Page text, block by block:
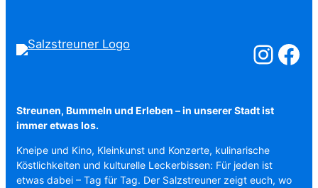
Salzstreuner
Streunen, Bummeln und Erleben – in unserer Stadt ist
immer etwas los.
Kneipe und Kino, Kleinkunst und Konzerte, kulinarische
Köstlichkeiten und kulturelle Leckerbissen: Für jeden ist
etwas dabei – Tag für Tag. Der Salzstreuner zeigt euch, wo